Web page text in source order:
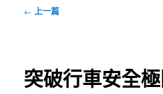
文
← 上一篇
突破行車安全